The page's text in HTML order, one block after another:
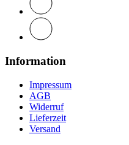
Information
Impressum
AGB
Widerruf
Lieferzeit
Versand